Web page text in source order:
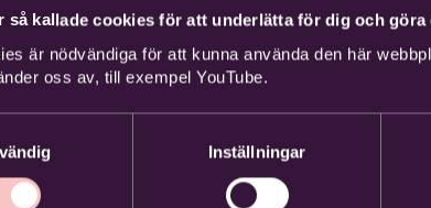
så kallade cookies för att underlätta för dig och
är nödvändiga för att kunna använda den här
oss av, till exempel YouTube.
Inställningar